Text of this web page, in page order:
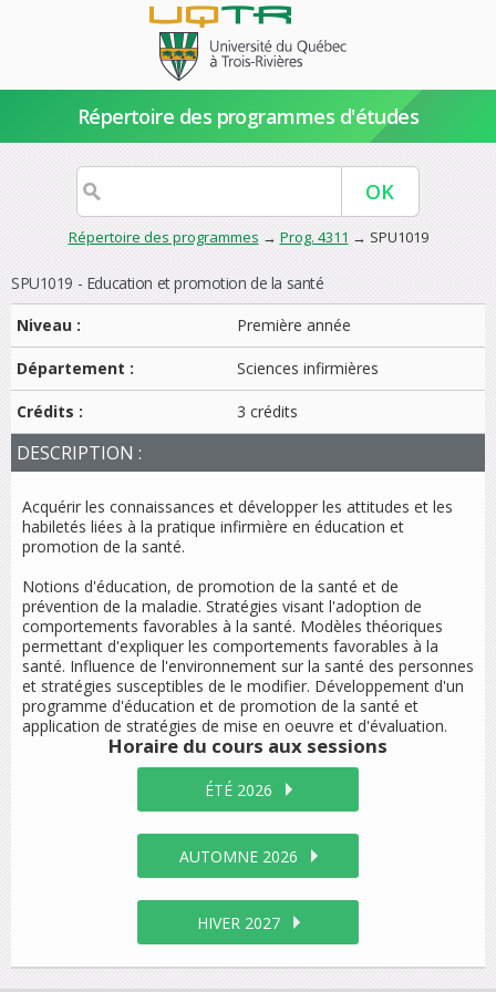
Répertoire des programmes d'études
Répertoire des programmes → Prog. 4311 → SPU1019
SPU1019 - Education et promotion de la santé
Niveau :
Première année
Département : Sciences infirmières
Crédits : 3 crédits
DESCRIPTION :
Acquérir les connaissances et développer les attitudes et les
habiletés liées à la pratique infirmière en éducation et
promotion de la santé.
Notions d'éducation, de promotion de la santé et de
prévention de la maladie. Stratégies visant l'adoption de
comportements favorables à la santé. Modèles théoriques
permettant d'expliquer les comportements favorables à la
santé. Influence de l'environnement sur la santé des personnes
et stratégies susceptibles de le modifier. Développement d'un
programme d'éducation et de promotion de la santé et
application de stratégies de mise en oeuvre et d'évaluation.
Horaire du cours aux sessions
ÉTÉ 2026
AUTOMNE 2026
HIVER 2027